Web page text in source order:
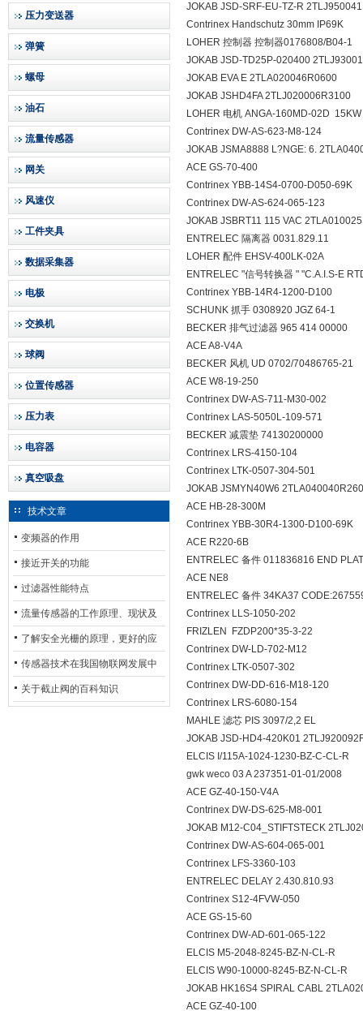
压力变送器
弹簧
螺母
油石
流量传感器
网关
风速仪
工件夹具
数据采集器
电极
交换机
球阀
位置传感器
压力表
电容器
真空吸盘
技术文章
变频器的作用
接近开关的功能
过滤器性能特点
流量传感器的工作原理、现状及
其发展前景
了解安全光栅的原理，更好的应
用安全光栅
传感器技术在我国物联网发展中
的地位*
关于截止阀的百科知识
JOKAB JSD-SRF-EU-TZ-R
Contrinex Handschutz 30mm IP69K
LOHER 控制器 控制器0176808/B04-1
JOKAB JSD-TD25P-020400
JOKAB EVA E 2TLA020046R0600
JOKAB JSHD4FA 2TLJ020006R3100
LOHER 电机 ANGA-160MD-02D 15KW
Contrinex DW-AS-623-M8-124
JOKAB JSMA8888 L?NGE: 6.
ACE GS-70-400
Contrinex YBB-14S4-0700-D050-69K
Contrinex DW-AS-624-065-123
JOKAB JSBRT11 115 VAC
ENTRELEC 隔离器 0031.829.11
LOHER 配件 EHSV-400LK-02A
ENTRELEC "信号转换器 " "C.A.I.S-E
Contrinex YBB-14R4-1200-D100
SCHUNK 抓手 0308920 JGZ 64-1
BECKER 排气过滤器 965 414 00000
ACE A8-V4A
BECKER 风机 UD 0702/70486765-21
ACE W8-19-250
Contrinex DW-AS-711-M30-002
Contrinex LAS-5050L-109-571
BECKER 减震垫 74130200000
Contrinex LRS-4150-104
Contrinex LTK-0507-304-501
JOKAB JSMYN40W6
ACE HB-28-300M
Contrinex YBB-30R4-1300-D100-69K
ACE R220-6B
ENTRELEC 备件 011836816 END
ACE NE8
ENTRELEC 备件 34KA37
Contrinex LLS-1050-202
FRIZLEN FZDP200*35-3-22
Contrinex DW-LD-702-M12
Contrinex LTK-0507-302
Contrinex DW-DD-616-M18-120
Contrinex LRS-6080-154
MAHLE 滤芯 PIS 3097/2,2 EL
JOKAB JSD-HD4-420K01
ELCIS I/115A-1024-1230-BZ-C-CL-R
gwk weco 03 A 237351-01-01/2008
ACE GZ-40-150-V4A
Contrinex DW-DS-625-M8-001
JOKAB M12-C04_STIFTSTECK
Contrinex DW-AS-604-065-001
Contrinex LFS-3360-103
ENTRELEC DELAY 2.430.810.93
Contrinex S12-4FVW-050
ACE GS-15-60
Contrinex DW-AD-601-065-122
ELCIS M5-2048-8245-BZ-N-CL-R
ELCIS W90-10000-8245-BZ-N-CL-R
JOKAB HK16S4 SPIRAL CABL
ACE GZ-40-100